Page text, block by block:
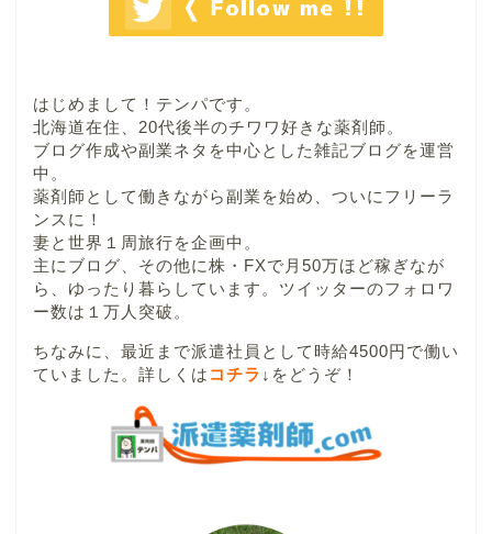
はじめまして！テンパです。
北海道在住、20代後半のチワワ好きな薬剤師。
ブログ作成や副業ネタを中心とした雑記ブログを運営
中。
薬剤師として働きながら副業を始め、ついにフリーラ
ンスに！
妻と世界１周旅行を企画中。
主にブログ、その他に株・FXで月50万ほど稼ぎなが
ら、ゆったり暮らしています。ツイッターのフォロワ
ー数は１万人突破。
ちなみに、最近まで派遣社員として時給4500円で働い
ていました。詳しくは コチラ ↓ をどうぞ！